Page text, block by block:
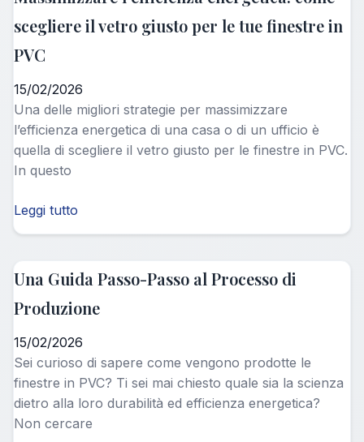
scegliere il vetro giusto per le tue finestre in
PVC
15/02/2026
Una delle migliori strategie per massimizzare
l’efficienza energetica di una casa o di un ufficio è
quella di scegliere il vetro giusto per le finestre in PVC.
In questo
Leggi tutto
Una Guida Passo-Passo al Processo di
Produzione
15/02/2026
Sei curioso di sapere come vengono prodotte le
finestre in PVC? Ti sei mai chiesto quale sia la scienza
dietro alla loro durabilità ed efficienza energetica?
Non cercare